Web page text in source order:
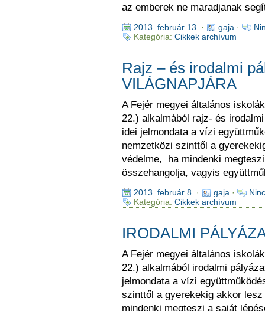
az emberek ne maradjanak
2013. február 13. · gaja ·
Kategória: Cikkek archívum
Rajz – és irodalmi
VILÁGNAPJÁRA
A Fejér megyei általános
22.) alkalmából rajz- és
idei jelmondata a vízi
nemzetközi szinttől a
védelme, ha mindenki
összehangolja, vagyis
2013. február 8. · gaja ·
Kategória: Cikkek archívum
IRODALMI
A Fejér megyei általános
22.) alkalmából irodalmi
jelmondata a vízi
szinttől a gyerekekig akkor
mindenki megteszi a saját